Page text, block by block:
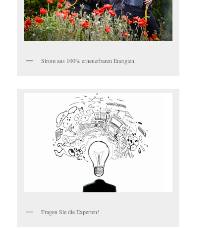
Strom aus 100% erneuerbaren Energien.
Fragen Sie die Experten!